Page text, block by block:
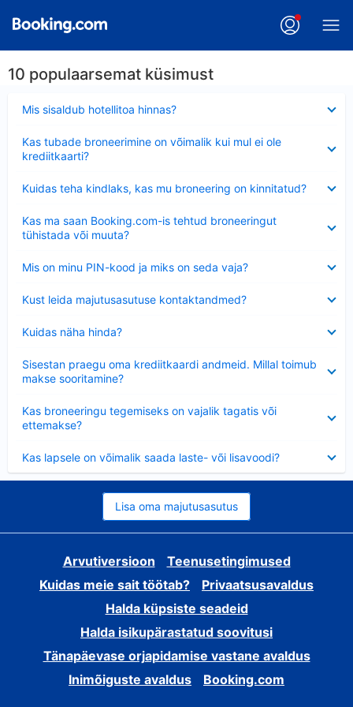
10 populaarsemat küsimust
Mis sisaldub hotellitoa hinnas?
Kas tubade broneerimine on võimalik kui mul ei ole
krediitkaarti?
Kuidas teha kindlaks, kas mu broneering on kinnitatud?
Kas ma saan Booking.com-is tehtud broneeringut
tühistada või muuta?
Mis on minu PIN-kood ja miks on seda vaja?
Kust leida majutusasutuse kontaktandmed?
Kuidas näha hinda?
Sisestan praegu oma krediitkaardi andmeid. Millal toimub
makse sooritamine?
Kas broneeringu tegemiseks on vajalik tagatis või
ettemakse?
Kas lapsele on võimalik saada laste- või lisavoodi?
Lisa oma majutusasutus
Arvutiversioon
Teenusetingimused
Kuidas meie sait töötab?
Privaatsusavaldus
Halda küpsiste seadeid
Halda isikupärastatud soovitusi
Tänapäevase orjapidamise vastane avaldus
Inimõiguste avaldus
Booking.com